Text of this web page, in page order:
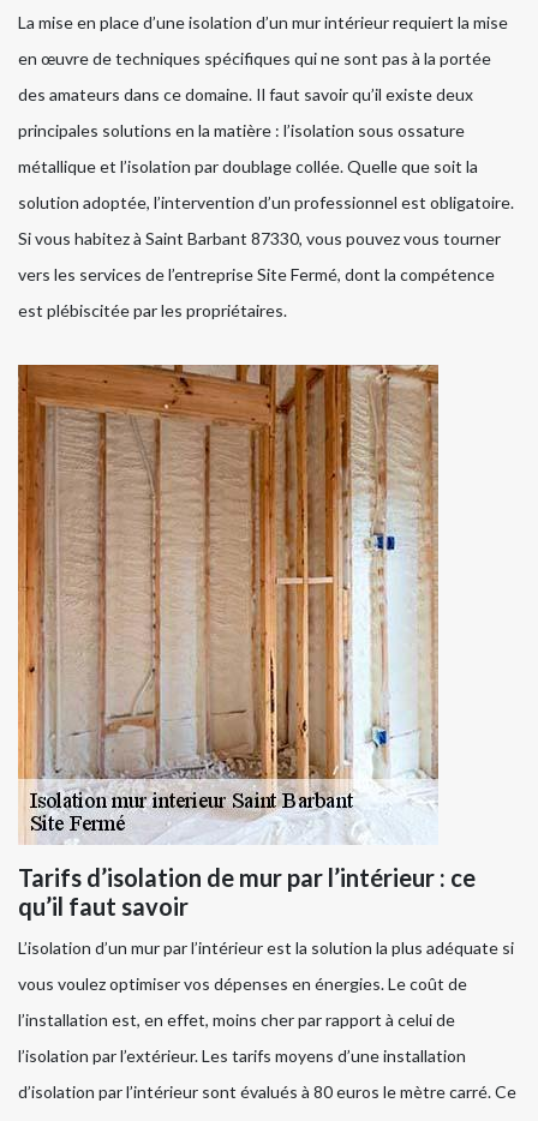
La mise en place d’une isolation d’un mur intérieur requiert la mise
en œuvre de techniques spécifiques qui ne sont pas à la portée
des amateurs dans ce domaine. Il faut savoir qu’il existe deux
principales solutions en la matière : l’isolation sous ossature
métallique et l’isolation par doublage collée. Quelle que soit la
solution adoptée, l’intervention d’un professionnel est obligatoire.
Si vous habitez à Saint Barbant 87330, vous pouvez vous tourner
vers les services de l’entreprise Site Fermé, dont la compétence
est plébiscitée par les propriétaires.
Tarifs d’isolation de mur par l’intérieur : ce
qu’il faut savoir
L’isolation d’un mur par l’intérieur est la solution la plus adéquate si
vous voulez optimiser vos dépenses en énergies. Le coût de
l’installation est, en effet, moins cher par rapport à celui de
l’isolation par l’extérieur. Les tarifs moyens d’une installation
d’isolation par l’intérieur sont évalués à 80 euros le mètre carré. Ce